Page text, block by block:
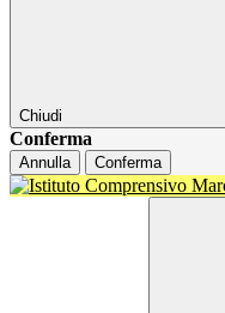
Chiudi
Conferma
Annulla Conferma